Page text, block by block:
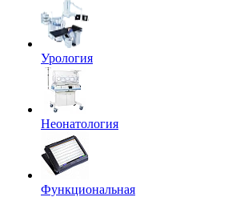
Урология
Неонатология
Функциональная